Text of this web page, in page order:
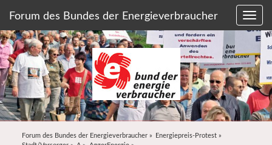
Forum des Bundes der Energieverbraucher
Forum des Bundes der Energieverbraucher» Energiepreis-Protest »